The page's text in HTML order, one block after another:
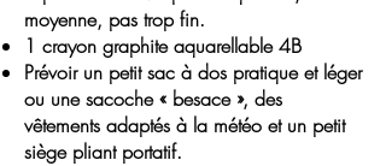
moyenne, pas trop fin.
1 crayon graphite aquarellable 4B
Prévoir un petit sac à dos pratique et léger
ou une sacoche « besace », des
vêtements adaptés à la météo et un petit
siège pliant portatif.